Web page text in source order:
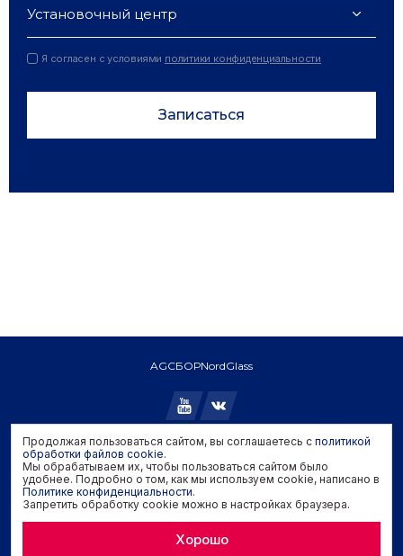
Установочный центр
Я согласен с условиями политики конфиденциальности
Записаться
AGCБОРNordGlass
Copyright © 2026 AGC. All rights reserved.
Политика конфиденциальности
Политика обработки файлов cookie
Задать вопрос производителю
Developed byGenisoft
Продолжая пользоваться сайтом, вы соглашаетесь с политикой
обработки файлов cookie.
Мы обрабатываем их, чтобы пользоваться сайтом было
удобнее. Подробно о том, как мы используем cookie, написано в
Политике конфиденциальности.
Запретить обработку cookie можно в настройках браузера.
Хорошо